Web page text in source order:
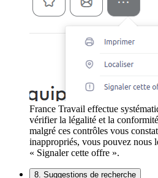
France Travail effectue
vérifier la légalité et la
malgré ces contrôles vous
inappropriés, vous pouvez nous
« Signaler cette offre ».
8. Suggestions de recherche